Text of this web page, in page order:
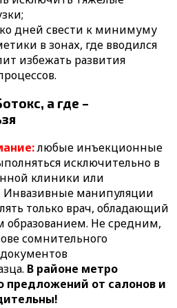
дней свести к минимуму
в зонах, где вводился
избежать развития
а где –
любые инъекционные
исключительно в
клиники или
Инвазивные манипуляции
только врач, обладающий
Не средним,
сомнительного
В районе метро
предложений от салонов и